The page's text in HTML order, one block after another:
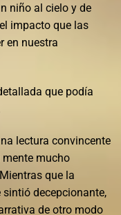
niño al cielo y de
impacto que las
en nuestra
que podía
lectura convincente
mucho
que la
decepcionante,
de otro modo